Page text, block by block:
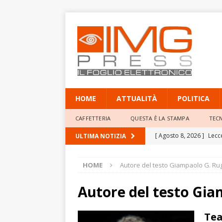
HOME ATTUALITÀ POLITICA
CAFFETTERIA QUESTA È LA STAMPA
ULTIMA NOTIZIA [ Agosto 8, 2026 ]
[ Agosto 8, 2026 ]
ATTUALITÀ
Santi Scarcella e
HOME Autore del testo Giampaolo G.
Autore del testo